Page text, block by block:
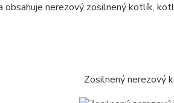
nerezový zosilnený kotlík,
Zosilnený nerezový